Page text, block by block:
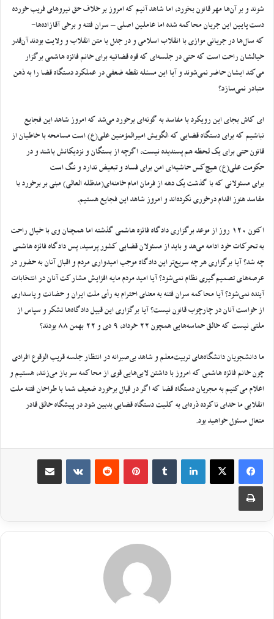
شوند و بر آن‌ها مهر قانون بخورد، اما شاهد آنیم که امروز بر خلاف حق نیروهای فریب خورده
دست پایین این جریان محاکمه شده اما عاملین اصلی – سران فتنه و برخی آقازاده‌ها-
که سال‌ها در جریانی موازی با انقلاب اسلامی و در جدل با متن انقلاب و ولایت بودند آن‌قدر
خیالشان راحت است که حتی در جلسه‌ای که قوه قضائیه برای خانم فائزه هاشمی برگزار
می‌کند ایشان حاضر نمی‌شوند و آیا این مسئله نقطه ضعفی در عملکرد دستگاه قضا را به ذهن
متبادر نمی‌سازد؟
ای کاش بجای این رویکرد با مفاسد به گونه‌ای برخورد می‌شد که امروز شاهد این فجایع
نباشیم که برای دستگاه قضایی که الگویش امیرالمؤمنین علی(ع) است مسامحه با خاطیان از
قانون حتی برای یک لحظه هم پسندیده نیست، اگرچه از بستگان و نزدیکانش باشند و در
حکومت علی(ع) هیچ‌کس حاشیه‌ای امن برای فساد و تبعیض ندارد و ننگ است
برای مسئولانی که با گذشت یک دهه از فرمان امام خامنه‌ای(مدظله العالی) مبنی بر برخورد با
مفاسد هنوز اقدام درخوری نکرده‌اند و امروز شاهد این فجایع هستیم.
اکنون 120 روز از موعد برگزاری دادگاه فائزه هاشمی گذشته اما همچنان وی با خیال راحت
به تحرکات خود ادامه می‌هد و باید از مسئولان قضایی کشور پرسید، پس دادگاه فائزه هاشمی
چه شد؟ آیا برگزاری هر چه سریع‌تر این دادگاه موجب امیدواری مردم و اقبال آنان به حضور در
عرصه‌های تصمیم‌گیری نظام نمی‌شود؟ آیا امید مردم مایه افزایش مشارکت آنان در انتخابات
آینده نمی‌شود؟ آیا محاکمه سران فتنه به معنای احترام به رأی ملت ایران و حضانت و پاسداری
از خواست آنان در چارچوب قانون نیست؟ آیا برگزاری این قبیل دادگاه‌ها تشکر و سپاس از
ملتی نیست که خالق حماسه‌هایی همچون ۲۲ خرداد، ۹ دی و ۲۲ بهمن ۸۸ بودند؟
ما دانشجویان دانشگاه‌های تربیت‌معلم و شاهد بی‌صبرانه در انتظار جلسه قریب الوقوع افرادی
چون خانم فائزه هاشمی که امروز با داشتن لابی‌هایی قوی از محاکمه سر باز می‌زنند، هستیم و
اعلام می‌کنیم به مجریان دستگاه قضا که اگر در قبال برخورد ضعیف شما با طراحان فتنه ملت
انقلابی ما خدای ناکرده ذره‌ای به کلیت دستگاه قضایی بدبین شود در پیشگاه خالق قادر
متعال مسئول خواهید بود.